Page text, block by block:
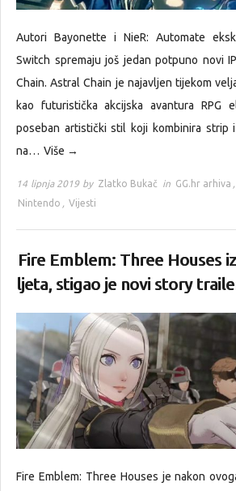
Autori Bayonette i NieR: Automate
Switch spremaju još jedan potpuno novi
Chain. Astral Chain je najavljen tijekom
kao futuristička akcijska avantura RPG
poseban artistički stil koji kombinira strip
na… Više →
14 lipnja 2019 by Zlatko Bukač in GG.hr arhiva ,
Nintendo , Vijesti
Fire Emblem: Three Houses
ljeta, stigao je novi story
Fire Emblem: Three Houses je nakon